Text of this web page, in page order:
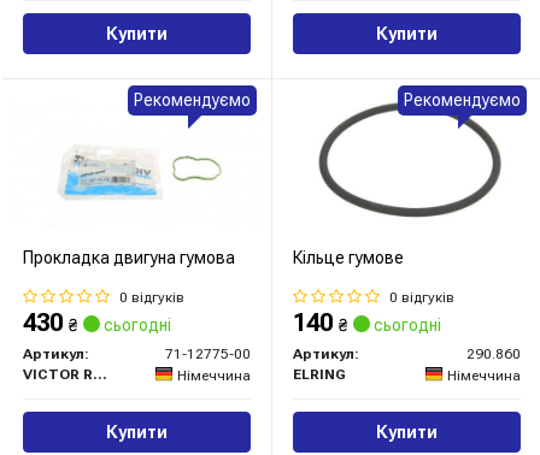
Купити Купити
Прокладка двигуна гумова
0 відгуків
430 ₴ сьогодні
Артикул:
71-12775-00
VICTOR REINZ
Німеччина
Купити
Рекомендуємо
Кільце гумове
0 відгуків
140 ₴ сьогодні
Артикул:
290.860
ELRING
Німеччина
Купити
Рекомендуємо